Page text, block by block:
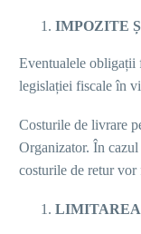
IMPOZITE
Eventualele obligații
legislației fiscale în
Costurile de livrare
Organizator. În
costurile de retur vor
LIMITAREA